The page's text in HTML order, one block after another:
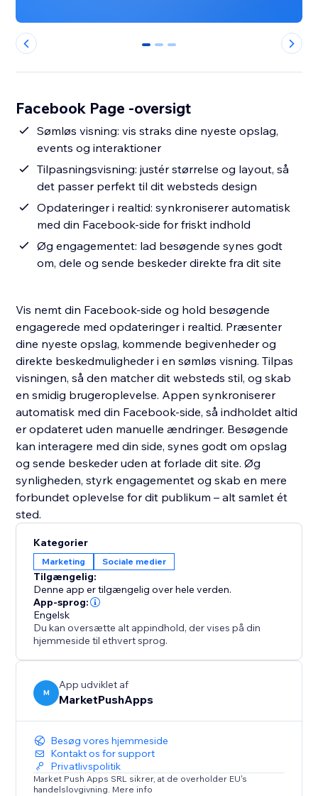
0 1 2
Facebook Page -oversigt
Sømløs visning: vis straks dine nyeste opslag,
events og interaktioner
Tilpasningsvisning: justér størrelse og layout, så
det passer perfekt til dit websteds design
Opdateringer i realtid: synkroniserer automatisk
med din Facebook-side for friskt indhold
Øg engagementet: lad besøgende synes godt
om, dele og sende beskeder direkte fra dit site
Vis nemt din Facebook-side og hold besøgende
engagerede med opdateringer i realtid. Præsenter
dine nyeste opslag, kommende begivenheder og
direkte beskedmuligheder i en sømløs visning. Tilpas
visningen, så den matcher dit websteds stil, og skab
en smidig brugeroplevelse. Appen synkroniserer
automatisk med din Facebook-side, så indholdet altid
er opdateret uden manuelle ændringer. Besøgende
kan interagere med din side, synes godt om opslag
og sende beskeder uden at forlade dit site. Øg
synligheden, styrk engagementet og skab en mere
forbundet oplevelse for dit publikum – alt samlet ét
sted.
Kategorier
Marketing Sociale medier
Tilgængelig:
Denne app er tilgængelig over hele verden.
App-sprog:
Engelsk
Du kan oversætte alt appindhold, der vises på din
hjemmeside til ethvert sprog.
M
App udviklet af
MarketPushApps
Besøg vores hjemmeside
Kontakt os for support
Privatlivspolitik
Market Push Apps SRL sikrer, at de overholder EU's
handelslovgivning. Mere info